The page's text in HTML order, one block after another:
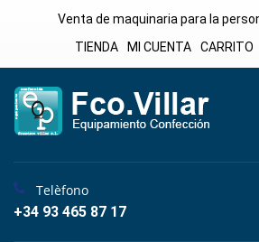
Venta de maquinaria para la
TIENDA
MI CUENTA CARRITO
Telèfono
+34 93 465 87 17